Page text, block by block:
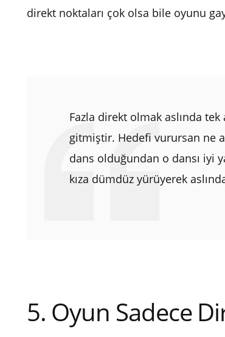
direkt noktaları çok olsa bile oyunu
Fazla direkt olmak aslında
gitmiştir. Hedefi vurursan ne
dans olduğundan o dansı iyi
kıza dümdüz yürüyerek
5. Oyun Sadece